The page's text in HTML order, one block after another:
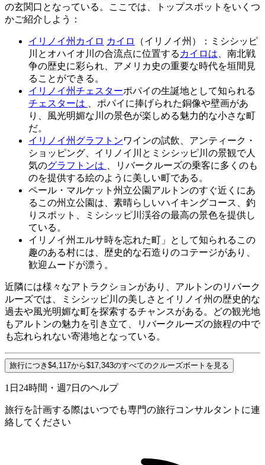
の玄関口となっている。ここでは、トップスポットをいくつ
かご紹介しよう：
イリノイ州カイロ カイロ
（イリノイ州）：ミシシッピ
川とオハイオ川の合流点に位置する カイロは 、南北戦
争の歴史に彩られ、アメリカ史の重要な時代を垣間見
ることができる。
イリノイ州チェスターポパイの生誕地として知られる
チェスターは
、ポパイに捧げられた銅像や壁画があ
り、風光明媚な川の景色が楽しめる魅力的な小さな町
だ。
イリノイ州グラフトンワインの試飲、アンティーク・
ショッピング、イリノイ川とミシシッピ川の景観で人
気のグラフトンは
、リバークルーズの乗客に多くのも
のを提供する絵のように美しい町である。
ペール・マルケット州立公園アルトンのすぐ近くにあ
るこの州立公園は、素晴らしいハイキングコース、釣
りスポット、ミシシッピ川渓谷の最高の景色を提供し
ている。
イリノイ州エルサ時を忘れた町」として知られるこの
趣のある村には、歴史的な石造りのコテージがあり、
歓迎ムードが漂う。
近隣には様々なアトラクションがあり、アルトンのリバーク
ルーズでは、ミシシッピ川の美しさとイリノイ州の歴史的な
過去や風光明媚な町を探索するチャンスがある。どの観光地
もアルトンの魅力を引き立て、リバークルーズの旅程の中で
も忘れられない寄港地となっている。
旅行につき$4,117から$17,343のすべてのクルーズボートを見る
1日24時間・週7日のヘルプ
旅行を計画する際はいつでも専門の旅行コンサルタントに連
絡してください